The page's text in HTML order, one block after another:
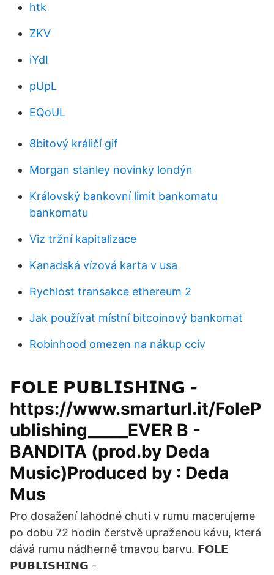
htk
ZKV
iYdI
pUpL
EQoUL
8bitový králičí gif
Morgan stanley novinky londýn
Královský bankovní limit bankomatu
bankomatu
Viz tržní kapitalizace
Kanadská vízová karta v usa
Rychlost transakce ethereum 2
Jak používat místní bitcoinový bankomat
Robinhood omezen na nákup cciv
𝗙𝗢𝗟𝗘 𝗣𝗨𝗕𝗟𝗜𝗦𝗛𝗜𝗡𝗚 -
https://www.smarturl.it/FoleP
ublishing_____EVER B -
BANDITA (prod.by Deda
Music)Produced by : Deda
Mus
Pro dosažení lahodné chuti v rumu macerujeme
po dobu 72 hodin čerstvě upraženou kávu, která
dává rumu nádherně tmavou barvu. 𝗙𝗢𝗟𝗘
𝗣𝗨𝗕𝗟𝗜𝗦𝗛𝗜𝗡𝗚 -